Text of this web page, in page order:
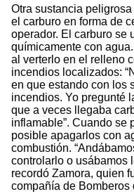
Otra sustancia
el carburo en forma de
operador. El carburo se
químicamente con
al verterlo en el relleno
incendios localizados:
en que estando con los
incendios. Yo pregunté
que a veces llegaba
inflamable”. Cuando se
posible apagarlos con
combustión.
controlarlo o usábamos
recordó Zamora, quien
compañía de Bomberos